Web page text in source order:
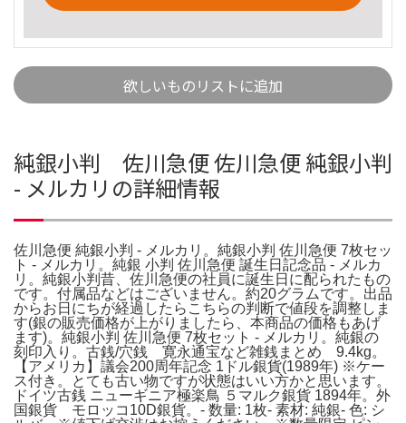
欲しいものリストに追加
純銀小判 佐川急便 佐川急便 純銀小判
- メルカリの詳細情報
佐川急便 純銀小判 - メルカリ。純銀小判 佐川急便 7枚セッ
ト - メルカリ。純銀 小判 佐川急便 誕生日記念品 - メルカ
リ。純銀小判昔、佐川急便の社員に誕生日に配られたもの
です。付属品などはございません。約20グラムです。出品
からお日にちが経過したらこちらの判断で値段を調整しま
す(銀の販売価格が上がりましたら、本商品の価格もあげ
ます)。純銀小判 佐川急便 7枚セット - メルカリ。純銀の
刻印入り。古銭/穴銭 寛永通宝など雑銭まとめ 9.4kg。
【アメリカ】議会200周年記念 1ドル銀貨(1989年) ※ケー
ス付き。とても古い物ですが状態はいい方かと思います。
ドイツ古銭 ニューギニア極楽鳥 ５マルク銀貨 1894年。外
国銀貨 モロッコ10D銀貨。- 数量: 1枚- 素材: 純銀- 色: シ